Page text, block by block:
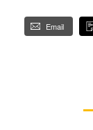
Email